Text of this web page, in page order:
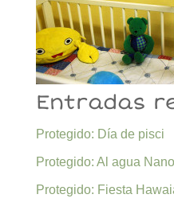
Entradas
Protegido: Día de pisci
Protegido: Al agua
Protegido: Fiesta